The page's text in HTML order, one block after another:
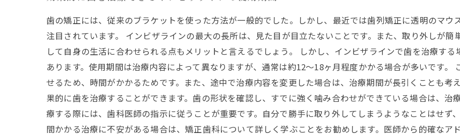
歯の矯正には、従来のブラケットを使った方法が一般的でした。しかし、最近では歯列矯正に透明のマウ
注目されています。 インビザラインの最大の長所は、見た目が目立たないことです。また、取り外しが
して自身の生活に合わせられる点もメリットと言えるでしょう。 しかし、インビザラインで歯を治療す
あります。使用期間は治療内容によって異なりますが、通常は約12〜18ヶ月程度かかる場合が多いです。
せるため、時間がかかるためです。また、途中で治療内容を変更した場合は、治療期間が長引くことも考
果的に歯を治療することができます。歯の形状を確認し、すでに強く噛み合わせができている場合は、治
療する際には、歯科医師の指示に従うことが重要です。自分で勝手に取り外してしまうようなことはせず
間かかる治療に不安がある場合は、矯正歯科について詳しく学ぶことをお勧めします。医師から的確なア